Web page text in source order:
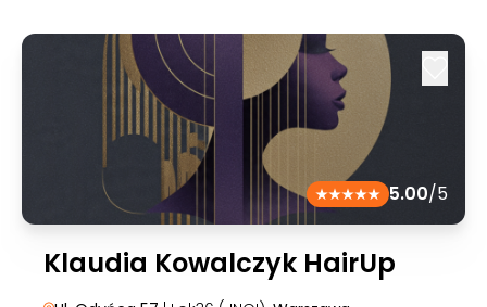
5.00/5
Klaudia Kowalczyk HairUp